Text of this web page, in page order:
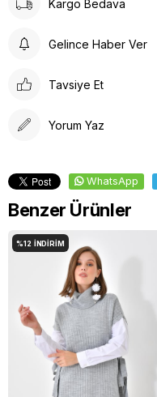
Kargo Bedava
Gelince Haber Ver
Tavsiye Et
Yorum Yaz
WhatsApp
Benzer Ürünler
%12 İNDIRIM